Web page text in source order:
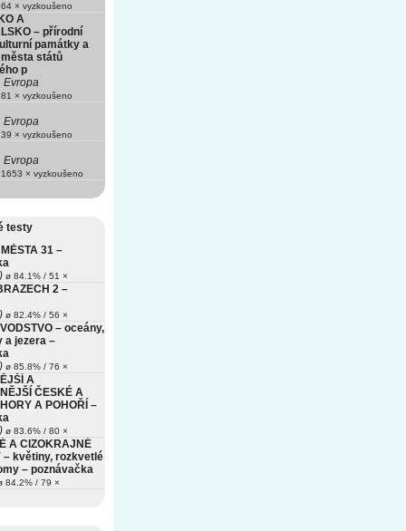
× vyzkoušeno
A
– přírodní
památky a
států
p
Evropa
× vyzkoušeno
Evropa
× vyzkoušeno
Evropa
× vyzkoušeno
testy
31 –
ø 84.1% / 51 ×
2 –
ø 82.4% / 56 ×
– oceány,
a jezera –
ø 85.8% / 76 ×
A
ČESKÉ A
A POHOŘÍ –
ø 83.6% / 80 ×
A CIZOKRAJNÉ
– květiny, rozkvetlé
– poznávačka
84.2% / 79 ×